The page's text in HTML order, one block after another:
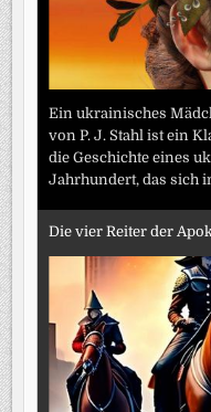
Ein ukrainisches
von P. J. Stahl ist ein
die Geschichte eines
Jahrhundert, das sich
Die vier Reiter der